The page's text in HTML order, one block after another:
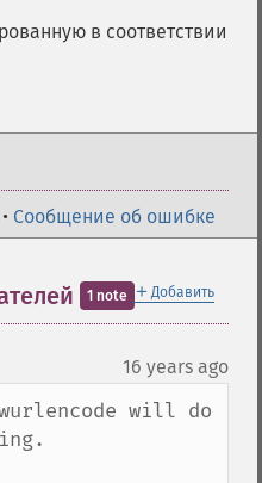
в соответствии
• Сообщение об ошибке
＋ Добавить
1 note
16 years ago
will do